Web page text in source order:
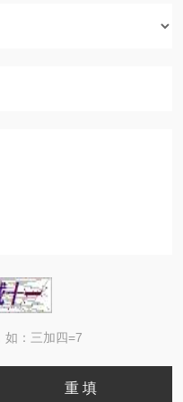
如：三加四=7